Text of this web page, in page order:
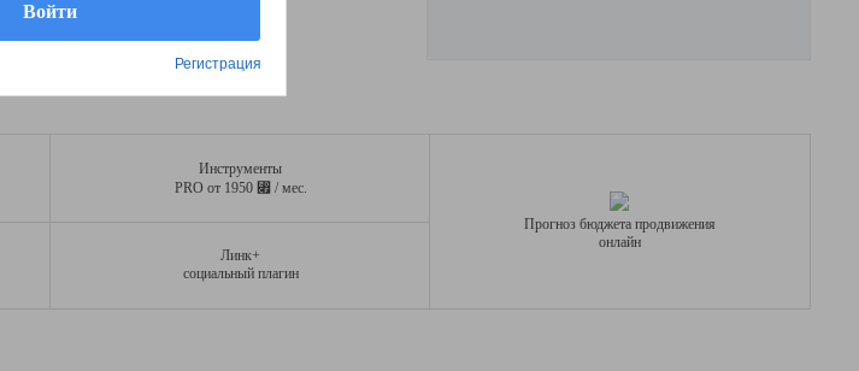
Инструменты
PRO от 1950 ⃏ / мес.
Линк+
социальный плагин
Прогноз бюджета продвижения
онлайн
Регистрация